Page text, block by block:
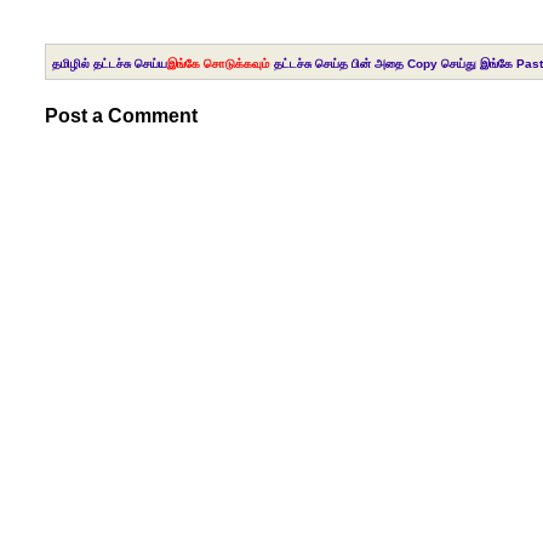
தமிழில் தட்டச்சு செய்யஇங்கே சொடுக்கவும் தட்டச்சு செய்த பின் அதை Copy செய்து இங்கே
Post a Comment